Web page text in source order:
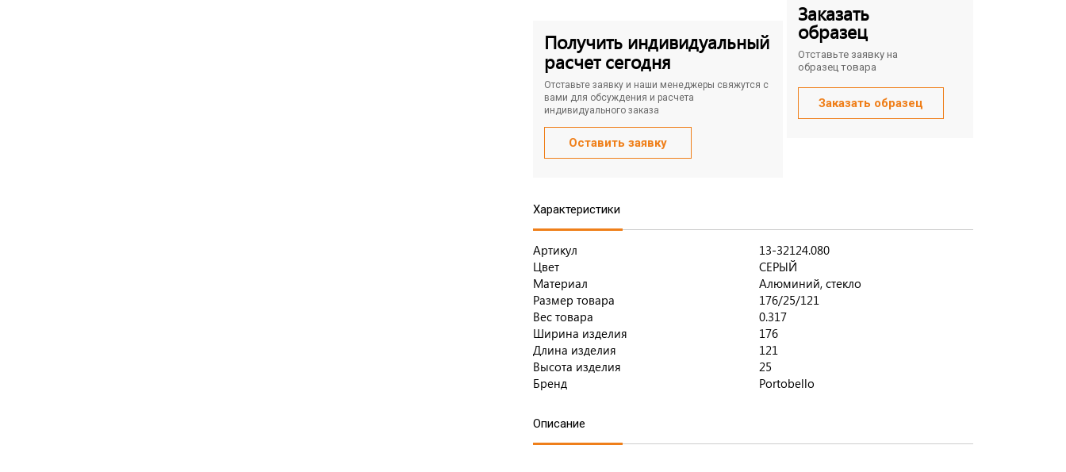
Получить индивидуальный
расчет сегодня
Отставьте заявку и наши менеджеры свяжутся с
вами для обсуждения и расчета
индивидуального заказа
Оставить заявку
Заказать
образец
Отставьте заявку на
образец товара
Заказать образец
Характеристики
Артикул
13-32124.080
Цвет
СЕРЫЙ
Материал
Алюминий, стекло
Размер товара
176/25/121
Вес товара
0.317
Ширина изделия
176
Длина изделия
121
Высота изделия
25
Бренд
Portobello
Описание